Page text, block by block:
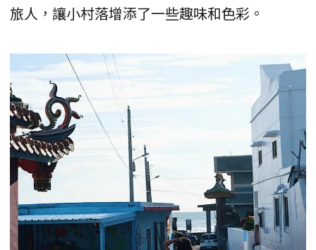
旅人，讓小村落增添了一些趣味和色彩。